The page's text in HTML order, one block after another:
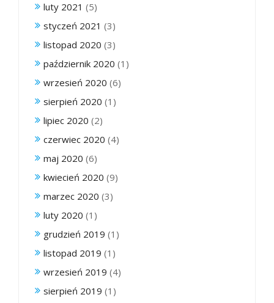
luty 2021 (5)
styczeń 2021 (3)
listopad 2020 (3)
październik 2020 (1)
wrzesień 2020 (6)
sierpień 2020 (1)
lipiec 2020 (2)
czerwiec 2020 (4)
maj 2020 (6)
kwiecień 2020 (9)
marzec 2020 (3)
luty 2020 (1)
grudzień 2019 (1)
listopad 2019 (1)
wrzesień 2019 (4)
sierpień 2019 (1)